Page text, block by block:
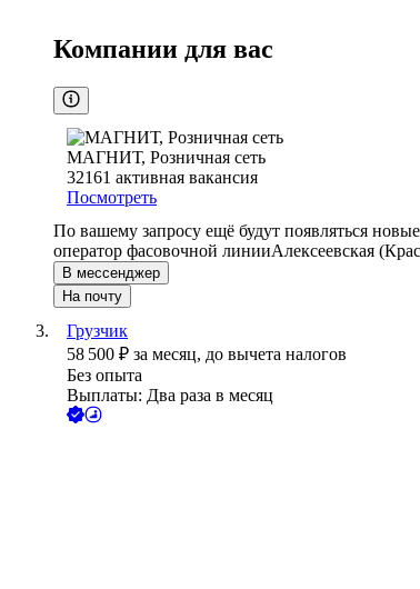
Компании для вас
МАГНИТ, Розничная сеть
32161 активная вакансия
Посмотреть
По вашему запросу ещё будут появляться
оператор фасовочной линииАлексеевская
В мессенджер
На почту
Грузчик
58 500 ₽ за месяц, до вычета налогов
Без опыта
Выплаты: Два раза в месяц